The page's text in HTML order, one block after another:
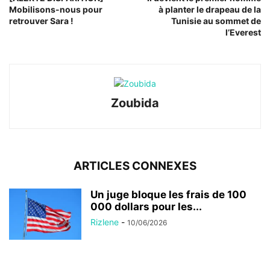
Mobilisons-nous pour
retrouver Sara !
à planter le drapeau de la
Tunisie au sommet de
l’Everest
Zoubida
ARTICLES CONNEXES
Un juge bloque les frais de 100
000 dollars pour les...
Rizlene - 10/06/2026